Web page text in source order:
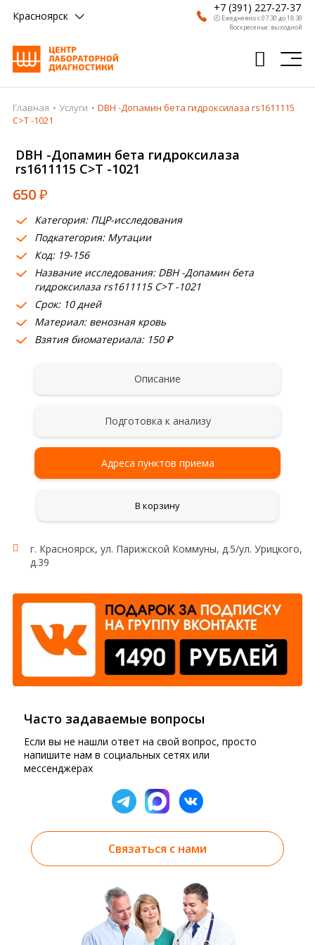
Красноярск
+7 (391) 227-27-37
🕗 Ежедневно с 07:30 до 18:30
Воскресенье: выходной
Главная
Врачи
Получить результат
Пациентам
О компании
Где сдать
Партнерам
Главная Услуги
DBH -Допамин бета гидроксилаза rs1611115
C>T -1021
DBH -Допамин бета гидроксилаза
rs1611115 C>T -1021
650₽
Категория: ПЦР-исследования
Подкатегория: Мутации
Код: 19-156
Название исследования: DBH -Допамин бета
гидроксилаза rs1611115 C>T -1021
Срок: 10 дней
Материал: венозная кровь
Взятия биоматериала: 150 ₽
Описание
Подготовка к анализу
Адреса пунктов приема
В корзину
Гены:
Норадренэргическая система
г. Красноярск, ул. Парижской Коммуны, д.5/ул. Урицкого,
д.39
Часто задаваемые вопросы
Если вы не нашли ответ на свой вопрос, просто
напишите нам в социальных сетях или
мессенджерах
Связаться с нами